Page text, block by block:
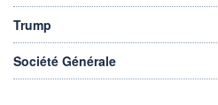
Trump
Société Générale